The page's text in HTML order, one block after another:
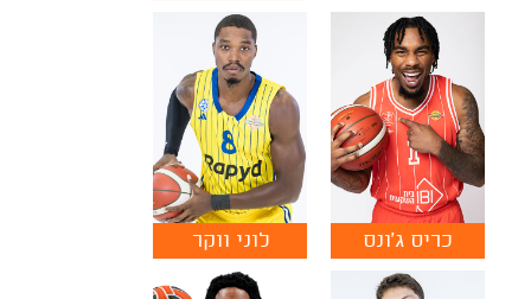
כריס ג'ונס לוני ווקר